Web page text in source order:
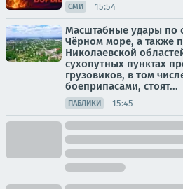
СМИ 15:54
Масштабные удары по
Чёрном море, а также
Николаевской
сухопутных пунктах
грузовиков, в том
боеприпасами, стоят...
ПАБЛИКИ 15:45